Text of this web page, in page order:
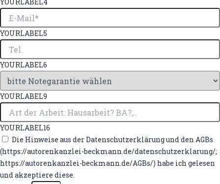
YOURLABEL5
YOURLABEL6
YOURLABEL9
YOURLABEL16
Die Hinweise aus der Datenschutzerklärung und den AGBs
(https://autorenkanzlei-beckmann.de/datenschutzerklarung/;
https://autorenkanzlei-beckmann.de/AGBs/) habe ich gelesen
und akzeptiere diese.